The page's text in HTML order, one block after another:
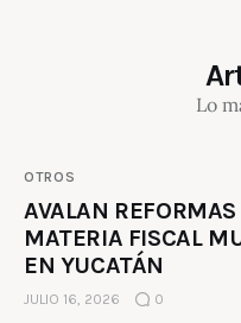
Lo
OTROS
AVALAN
MATERIA FISCAL
EN YUCATÁN
JULIO 16, 2026 0